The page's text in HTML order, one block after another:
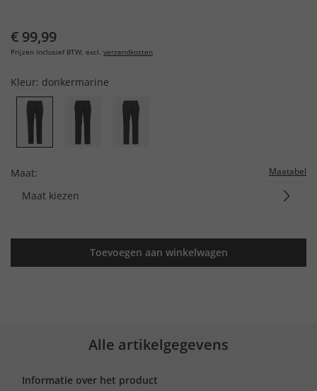
€ 99,99
Prijzen inclusief BTW, excl. verzendkosten
Kleur: donkermarine
Maat: Maatabel
Maat kiezen
Toevoegen aan winkelwagen
Alle artikelgegevens
Informatie over het product